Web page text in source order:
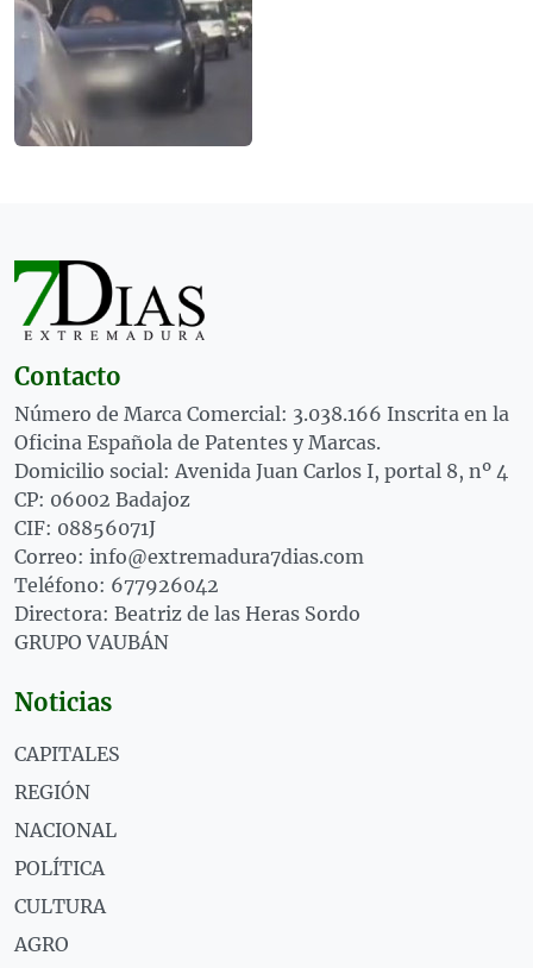
Contacto
Número de Marca Comercial: 3.038.166 Inscrita en la
Oficina Española de Patentes y Marcas.
Domicilio social: Avenida Juan Carlos I, portal 8, nº 4
CP: 06002 Badajoz
CIF: 08856071J
Correo: info@extremadura7dias.com
Teléfono: 677926042
Directora: Beatriz de las Heras Sordo
GRUPO VAUBÁN
Noticias
CAPITALES
REGIÓN
NACIONAL
POLÍTICA
CULTURA
AGRO